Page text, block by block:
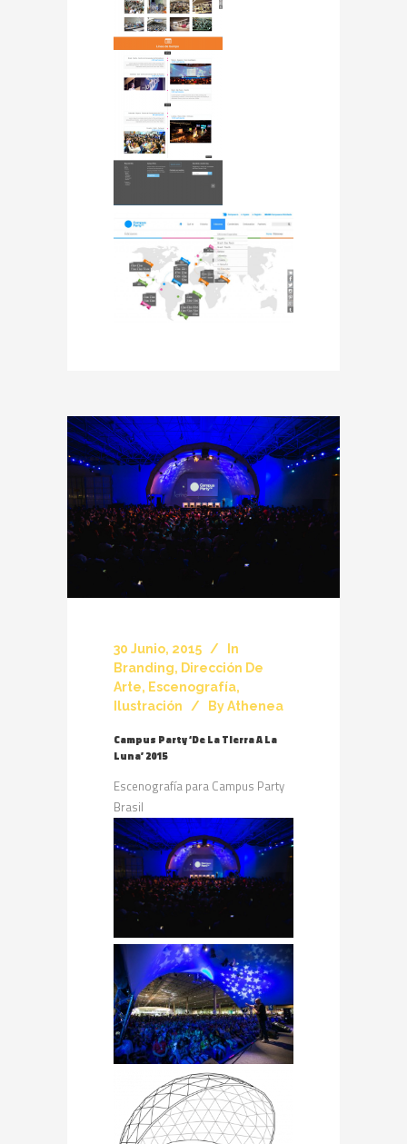
30 Junio, 2015
In
Branding, Dirección De
Arte, Escenografía,
Ilustración
ByAthenea
Campus Party ‘De La Tierra A La
Luna’ 2015
Escenografía para Campus Party
Brasil